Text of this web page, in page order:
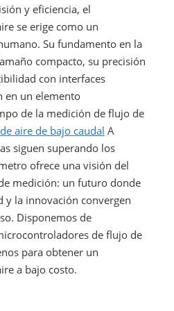
y eficiencia, el
se erige como un
Su fundamento en la
compacto, su precisión
con interfaces
en un elemento
de la medición de flujo de
aire de bajo caudal A
siguen superando los
ofrece una visión del
medición: un futuro donde
y la innovación convergen
Disponemos de
de flujo de
para obtener un
a bajo costo.